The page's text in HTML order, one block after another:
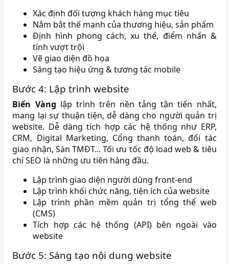
Xác định đối tượng khách hàng mục tiêu
Nắm bắt thế mạnh của thương hiệu, sản phẩm
Định hình phong cách, xu thế, điểm nhấn &
tính vượt trội
Vẽ giao diện đồ họa
Sáng tạo hiệu ứng & tương tác mobile
Bước 4: Lập trình website
Biển Vàng lập trình trên nền tảng tân tiến nhất,
mang lại sự thuận tiện, dễ dàng cho người quản trị
website. Dễ dàng tích hợp các hệ thống như ERP,
CRM, Digital Marketing, Cổng thanh toán, đối tác
giao nhận, Sàn TMĐT... Tối ưu tốc độ load web & tiêu
chí SEO là những ưu tiên hàng đầu.
Lập trình giao diện người dùng front-end
Lập trình khối chức năng, tiện ích của website
Lập trình phần mềm quản trị tổng thể web
(CMS)
Tích hợp các hệ thống (API) bên ngoài vào
website
Bước 5: Sáng tạo nội dung website